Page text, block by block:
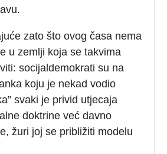
zato što ovog časa nema
u zemlji koja se takvima
socijaldemokrati su na
koju je nekad vodio
svaki je privid utjecaja
doktrine već davno
žuri joj se približiti modelu